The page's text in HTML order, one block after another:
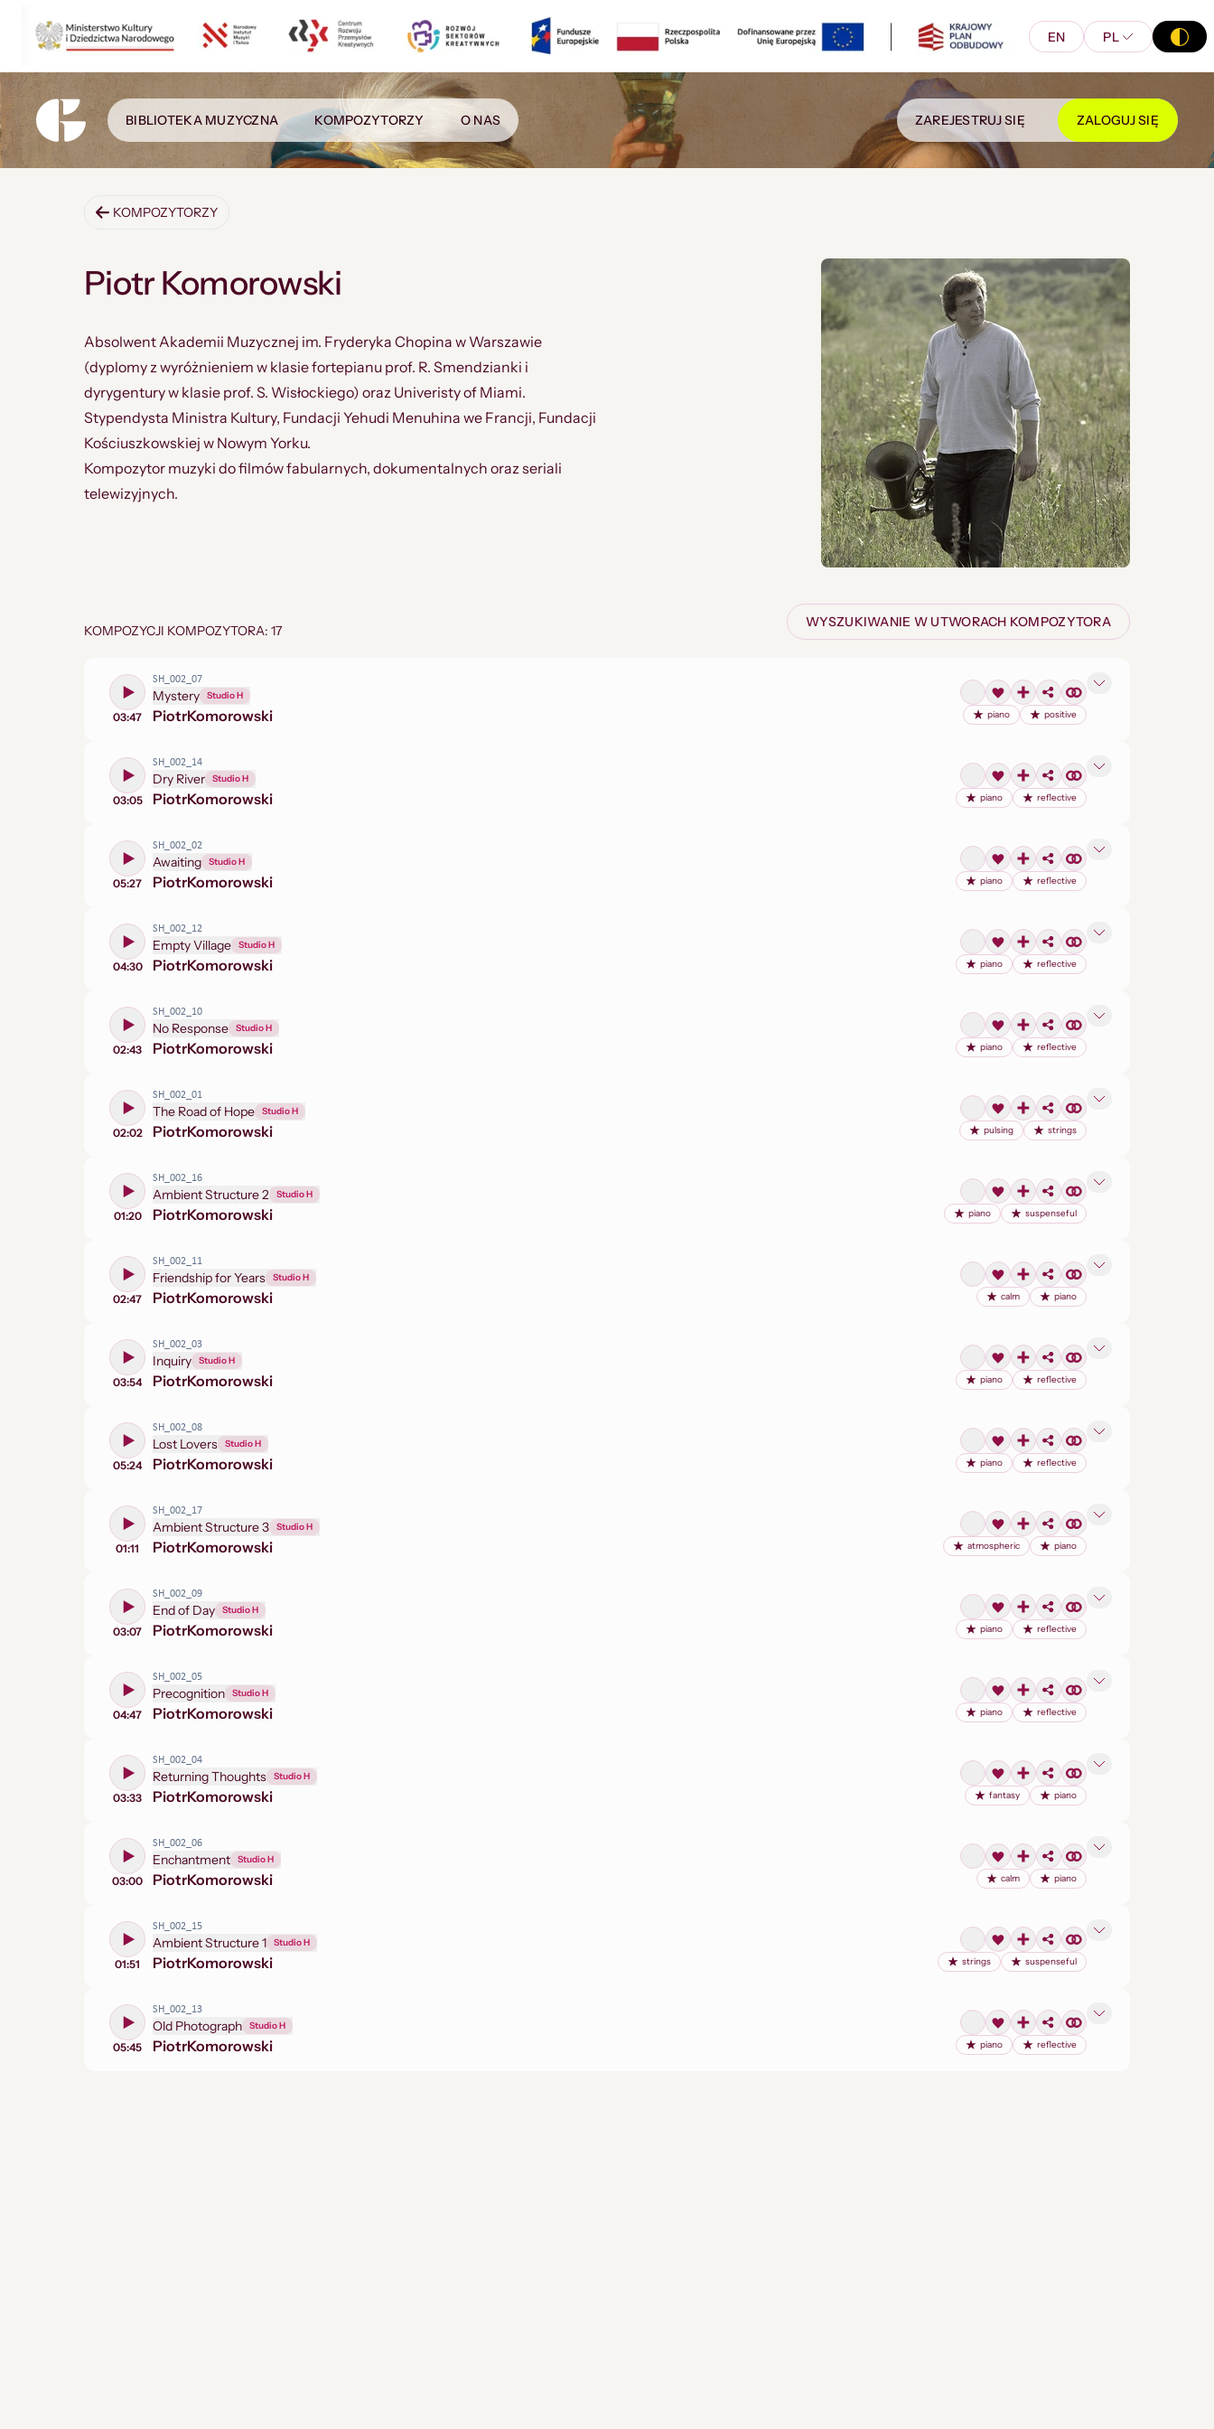
EN PL
BIBLIOTEKA MUZYCZNA KOMPOZYTORZY O NAS ZAREJESTRUJ SIĘ ZALOGUJ SIĘ
KOMPOZYTORZY
Piotr Komorowski
Absolwent Akademii Muzycznej im. Fryderyka Chopina w Warszawie
(dyplomy z wyróżnieniem w klasie fortepianu prof. R. Smendzianki i
dyrygentury w klasie prof. S. Wisłockiego) oraz Univeristy of Miami.
Stypendysta Ministra Kultury, Fundacji Yehudi Menuhina we Francji, Fundacji
Kościuszkowskiej w Nowym Yorku.
Kompozytor muzyki do filmów fabularnych, dokumentalnych oraz seriali
telewizyjnych.
WYSZUKIWANIE W UTWORACH KOMPOZYTORA
KOMPOZYCJI KOMPOZYTORA: 17
03:47
SH_002_07
Mystery Studio H
PiotrKomorowski piano positive
03:05
SH_002_14
Dry River Studio H
PiotrKomorowski piano reflective
05:27
SH_002_02
Awaiting Studio H
PiotrKomorowski piano reflective
04:30
SH_002_12
Empty Village Studio H
PiotrKomorowski piano reflective
02:43
SH_002_10
No Response Studio H
PiotrKomorowski piano reflective
02:02
SH_002_01
The Road of Hope Studio H
PiotrKomorowski pulsing strings
01:20
SH_002_16
Ambient Structure 2 Studio H
PiotrKomorowski piano suspenseful
02:47
SH_002_11
Friendship for Years Studio H
PiotrKomorowski calm piano
03:54
SH_002_03
Inquiry Studio H
PiotrKomorowski piano reflective
05:24
SH_002_08
Lost Lovers Studio H
PiotrKomorowski piano reflective
01:11
SH_002_17
Ambient Structure 3 Studio H
PiotrKomorowski atmospheric piano
03:07
SH_002_09
End of Day Studio H
PiotrKomorowski piano reflective
04:47
SH_002_05
Precognition Studio H
PiotrKomorowski piano reflective
03:33
SH_002_04
Returning Thoughts Studio H
PiotrKomorowski fantasy piano
03:00
SH_002_06
Enchantment Studio H
PiotrKomorowski calm piano
01:51
SH_002_15
Ambient Structure 1 Studio H
PiotrKomorowski strings suspenseful
05:45
SH_002_13
Old Photograph Studio H
PiotrKomorowski piano reflective